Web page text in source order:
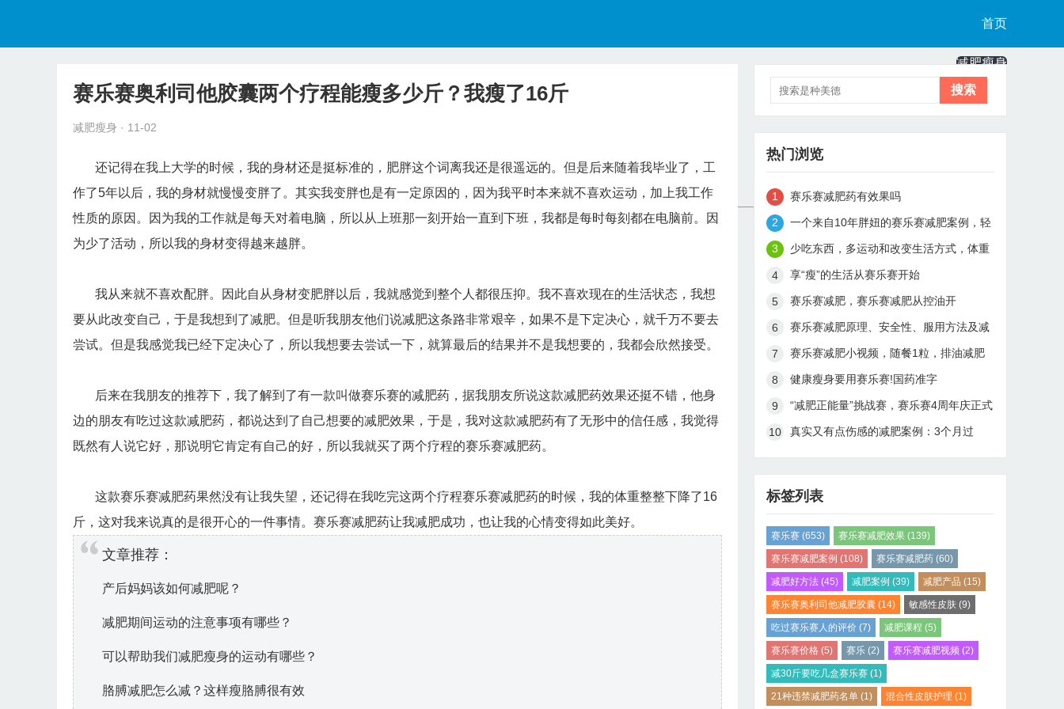
首页
减肥瘦身
健康食谱
赛乐赛奥利司他胶囊两个疗程能瘦多少斤？我瘦了16斤
减肥瘦身 · 11-02
还记得在我上大学的时候，我的身材还是挺标准的，肥胖这个词离我还是很遥远的。但是后来随着我毕业了，工
作了5年以后，我的身材就慢慢变胖了。其实我变胖也是有一定原因的，因为我平时本来就不喜欢运动，加上我工作
性质的原因。因为我的工作就是每天对着电脑，所以从上班那一刻开始一直到下班，我都是每时每刻都在电脑前。因
为少了活动，所以我的身材变得越来越胖。
我从来就不喜欢配胖。因此自从身材变肥胖以后，我就感觉到整个人都很压抑。我不喜欢现在的生活状态，我想
要从此改变自己，于是我想到了减肥。但是听我朋友他们说减肥这条路非常艰辛，如果不是下定决心，就千万不要去
尝试。但是我感觉我已经下定决心了，所以我想要去尝试一下，就算最后的结果并不是我想要的，我都会欣然接受。
后来在我朋友的推荐下，我了解到了有一款叫做赛乐赛的减肥药，据我朋友所说这款减肥药效果还挺不错，他身
边的朋友有吃过这款减肥药，都说达到了自己想要的减肥效果，于是，我对这款减肥药有了无形中的信任感，我觉得
既然有人说它好，那说明它肯定有自己的好，所以我就买了两个疗程的赛乐赛减肥药。
这款赛乐赛减肥药果然没有让我失望，还记得在我吃完这两个疗程赛乐赛减肥药的时候，我的体重整整下降了16
斤，这对我来说真的是很开心的一件事情。赛乐赛减肥药让我减肥成功，也让我的心情变得如此美好。
文章推荐：
产后妈妈该如何减肥呢？
减肥期间运动的注意事项有哪些？
可以帮助我们减肥瘦身的运动有哪些？
胳膊减肥怎么减？这样瘦胳膊很有效
热门浏览
赛乐赛减肥药有效果吗
一个来自10年胖妞的赛乐赛减肥案例，轻
松月瘦15斤
少吃东西，多运动和改变生活方式，体重
从180到115斤真实减肥案例
享“瘦”的生活从赛乐赛开始
赛乐赛减肥，赛乐赛减肥从控油开
赛乐赛减肥原理、安全性、服用方法及减
肥效果解析
赛乐赛减肥小视频，随餐1粒，排油减肥
健康瘦身要用赛乐赛!国药准字
H20148005
“减肥正能量”挑战赛，赛乐赛4周年庆正式
开启啦！
真实又有点伤感的减肥案例：3个月过
标签列表
赛乐赛 (653) 赛乐赛减肥效果 (139)
赛乐赛减肥案例 (108) 赛乐赛减肥药 (60)
减肥好方法 (45) 减肥案例 (39) 减肥产品 (15)
赛乐赛奥利司他减肥胶囊 (14) 敏感性皮肤 (9)
吃过赛乐赛人的评价 (7) 减肥课程 (5)
赛乐赛价格 (5) 赛乐 (2) 赛乐赛减肥视频 (2)
减30斤要吃几盒赛乐赛 (1)
21种违禁减肥药名单 (1) 混合性皮肤护理 (1)